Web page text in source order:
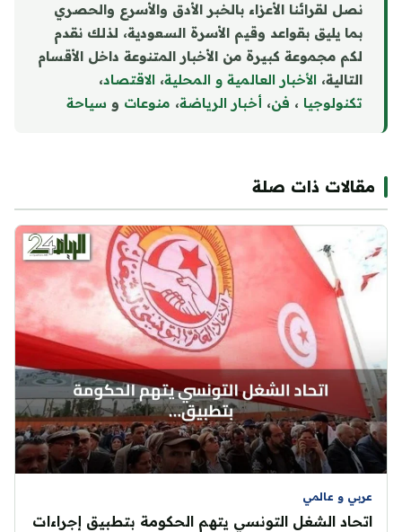
نصل لقرائنا الأعزاء بالخبر الأدق والأسرع والحصري
بما يليق بقواعد وقيم الأسرة السعودية، لذلك نقدم
لكم مجموعة كبيرة من الأخبار المتنوعة داخل الأقسام
التالية، الأخبار العالمية و المحلية، الاقتصاد،
تكنولوجيا ، فن، أخبار الرياضة، منوعات و سياحة
مقالات ذات صلة
عربي و عالمي
اتحاد الشغل التونسي يتهم الحكومة بتطبيق إجراءات